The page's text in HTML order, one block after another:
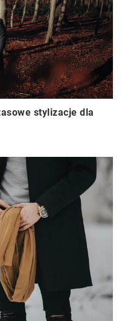
stylizacje dla